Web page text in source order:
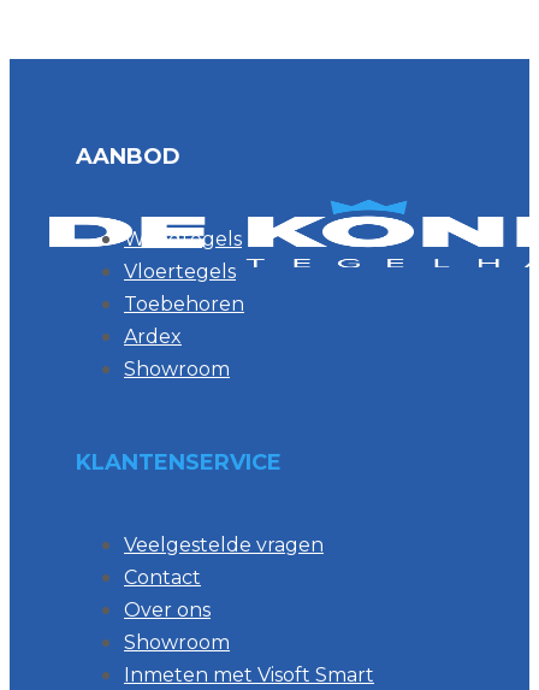
AANBOD
Wandtegels
Vloertegels
Toebehoren
Ardex
Showroom
KLANTENSERVICE
Veelgestelde vragen
Contact
Over ons
Showroom
Inmeten met Visoft Smart